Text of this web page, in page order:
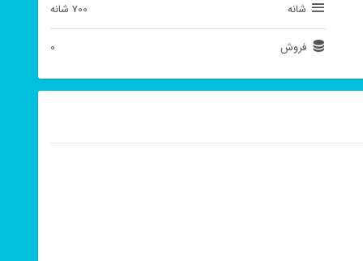
شانه 700 شانه
فروش 0